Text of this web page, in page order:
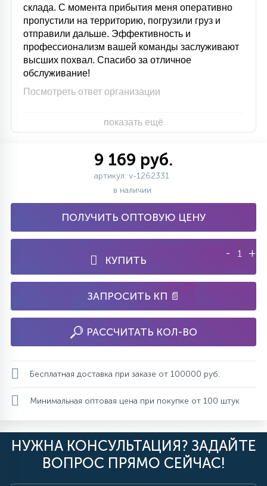
склада. С момента прибытия меня оперативно
пропустили на территорию, погрузили груз и
отправили дальше. Эффективность и
профессионализм вашей команды заслуживают
высших похвал. Спасибо за отличное
обслуживание!
Посмотреть ответ организации
показать ещё
9 169 руб.
артикул: v-1262331
в наличии
ПОЛУЧИТЬ ОПТОВУЮ ЦЕНУ
КУПИТЬ
- +
ЗАПРОСИТЬ КП 📄
РАССЧИТАТЬ КОЛ-ВО
Бесплатная доставка при заказе от 100000 руб.
Минимальная оптовая цена при покупке от 100 штук
НУЖНА КОНСУЛЬТАЦИЯ? ЗАДАЙТЕ
ВОПРОС ПРЯМО СЕЙЧАС!